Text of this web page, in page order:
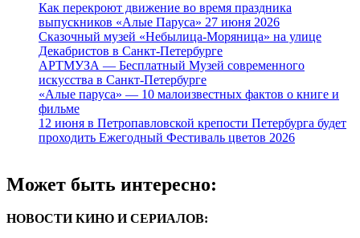
Как перекроют движение во время праздника
выпускников «Алые Паруса» 27 июня 2026
Сказочный музей «Небылица-Моряница» на улице
Декабристов в Санкт-Петербурге
АРТМУЗА — Бесплатный Музей современного
искусства в Санкт-Петербурге
«Алые паруса» — 10 малоизвестных фактов о книге и
фильме
12 июня в Петропавловской крепости Петербурга будет
проходить Ежегодный Фестиваль цветов 2026
Может быть интересно:
НОВОСТИ КИНО И СЕРИАЛОВ: